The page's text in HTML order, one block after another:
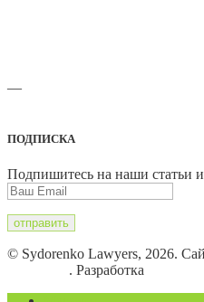
—
ПОДПИСКА
Подпишитесь на наши статьи
© Sydorenko Lawyers, 2026.
. Разработка